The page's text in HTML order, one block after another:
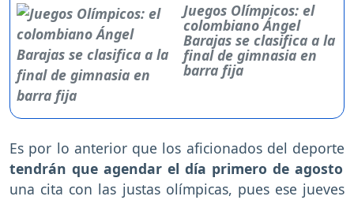
Juegos Olímpicos: el
colombiano Ángel
Barajas se clasifica a la
final de gimnasia en
barra fija
Es por lo anterior que los aficionados del deporte
tendrán que agendar el día primero de agosto
una cita con las justas olímpicas, pues ese jueves